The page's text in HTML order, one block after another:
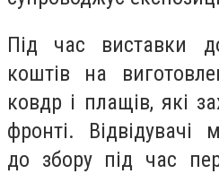
Під час виставки
коштів на
ковдр і плащів, які
фронті. Відвідувачі
до збору під час